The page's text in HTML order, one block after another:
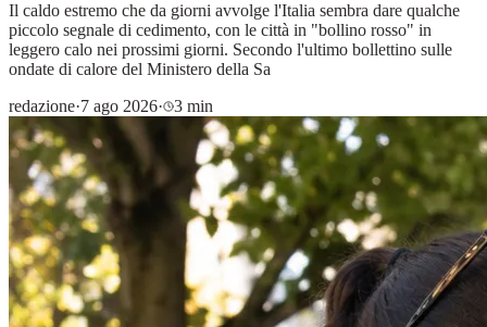
Il caldo estremo che da giorni avvolge l'Italia sembra dare qualche
piccolo segnale di cedimento, con le città in "bollino rosso" in
leggero calo nei prossimi giorni. Secondo l'ultimo bollettino sulle
ondate di calore del Ministero della Sa
redazione·7 ago 2026· 3 min